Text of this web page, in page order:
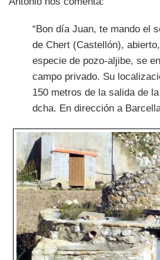
“Bon día Juan, te mando el
de Chert (Castellón),
especie de pozo-aljibe, se
campo privado. Su
150 metros de la salida de
dcha. En dirección a